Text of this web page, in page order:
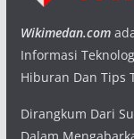
Wikimedan.com
Informasi
Hiburan Dan Tips
Dirangkum Dari